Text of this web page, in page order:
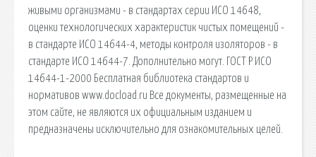
живыми организмами - в стандартах серии ИСО 14648,
оценки технологических характеристик чистых помещений -
в стандарте ИСО 14644-4, методы контроля изоляторов - в
стандарте ИСО 14644-7. Дополнительно могут. ГОСТ Р ИСО
14644-1-2000 Бесплатная библиотека стандартов и
нормативов www.docload.ru Все документы, размещенные на
этом сайте, не являются их официальным изданием и
предназначены исключительно для ознакомительных целей.